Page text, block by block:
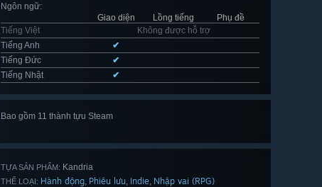
Ngôn ngữ:
Giao diện
Lồng tiếng
Phụ đề
Tiếng Việt
Không được hỗ trợ
Tiếng Anh
✔
Tiếng Đức
✔
Tiếng Nhật
✔
Bao gồm 11 thành tựu Steam
TỰA SẢN PHẨM: Kandria
THỂ LOẠI: Hành động Phiêu lưu Indie Nhập vai (RPG)